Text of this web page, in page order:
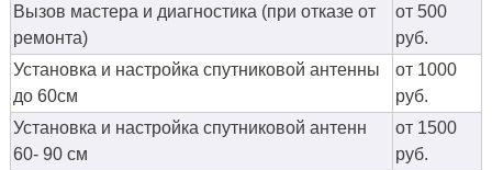
Вызов мастера и диагностика (при отказе от
ремонта)
от 500
руб.
Установка и настройка спутниковой антенны
до 60см
от 1000
руб.
Установка и настройка спутниковой антенн
60- 90 см
от 1500
руб.